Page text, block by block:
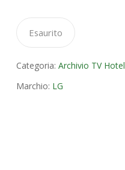
Esaurito
Categoria: Archivio TV Hotel
Marchio: LG